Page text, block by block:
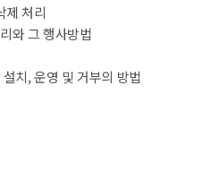
제 처리
와 그 행사방법
치, 운영 및 거부의 방법